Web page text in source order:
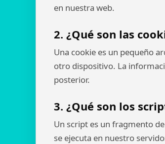
en nuestra web.
2. ¿Qué son las
Una cookie es un pequeño
otro dispositivo. La
posterior.
3. ¿Qué son los
Un script es un fragmento
se ejecuta en nuestro